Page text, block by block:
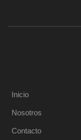
Inicio
Nosotros
Contacto